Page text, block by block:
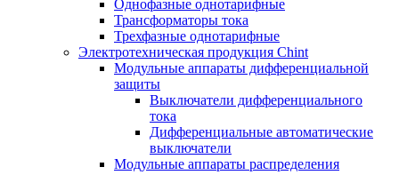
Однофазные однотарифные
Трансформаторы тока
Трехфазные однотарифные
Электротехническая продукция Chint
Модульные аппараты дифференциальной
защиты
Выключатели дифференциального
тока
Дифференциальные автоматические
выключатели
Модульные аппараты распределения